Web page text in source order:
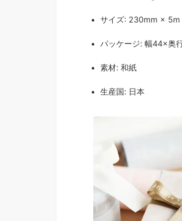
サイズ: 230mm × 5m
パッケージ: 幅44×奥
素材: 和紙
生産国: 日本